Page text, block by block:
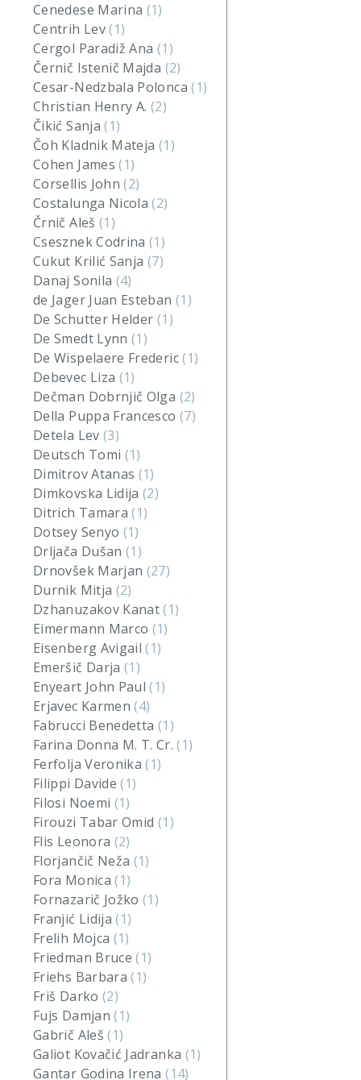
Cenedese Marina (1)
Centrih Lev(1)
Cergol Paradiž Ana (1)
Černič Istenič Majda (2)
Cesar-Nedzbala Polonca(1)
Christian Henry A. (2)
Čikić Sanja(1)
Čoh Kladnik Mateja (1)
Cohen James(1)
Corsellis John(2)
Costalunga Nicola(2)
Črnič Aleš (1)
Csesznek Codrina(1)
Cukut Krilić Sanja (7)
Danaj Sonila (4)
de Jager Juan Esteban (1)
De Schutter Helder (1)
De Smedt Lynn(1)
De Wispelaere Frederic(1)
Debevec Liza (1)
Dečman Dobrnjič Olga (2)
Della Puppa Francesco (7)
Detela Lev (3)
Deutsch Tomi (1)
Dimitrov Atanas (1)
Dimkovska Lidija(2)
Ditrich Tamara(1)
Dotsey Senyo (1)
Drljača Dušan(1)
Drnovšek Marjan (27)
Durnik Mitja (2)
Dzhanuzakov Kanat(1)
Eimermann Marco (1)
Eisenberg Avigail(1)
Emeršič Darja(1)
Enyeart John Paul(1)
Erjavec Karmen(4)
Fabrucci Benedetta (1)
Farina Donna M. T. Cr.(1)
Ferfolja Veronika(1)
Filippi Davide(1)
Filosi Noemi (1)
Firouzi Tabar Omid (1)
Flis Leonora (2)
Florjančič Neža (1)
Fora Monica(1)
Fornazarič Jožko(1)
Franjić Lidija(1)
Frelih Mojca (1)
Friedman Bruce(1)
Friehs Barbara(1)
Friš Darko (2)
Fujs Damjan(1)
Gabrič Aleš(1)
Galiot Kovačić Jadranka (1)
Gantar Godina Irena(14)